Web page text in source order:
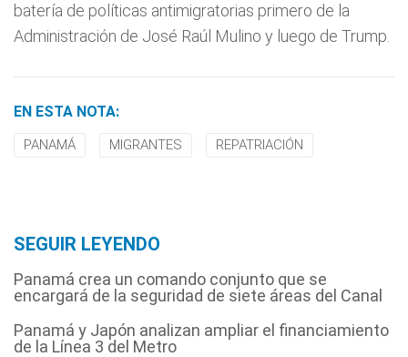
batería de políticas antimigratorias primero de la
Administración de José Raúl Mulino y luego de Trump.
EN ESTA NOTA:
PANAMÁ MIGRANTES REPATRIACIÓN
SEGUIR LEYENDO
Panamá crea un comando conjunto que se
encargará de la seguridad de siete áreas del Canal
Panamá y Japón analizan ampliar el financiamiento
de la Línea 3 del Metro